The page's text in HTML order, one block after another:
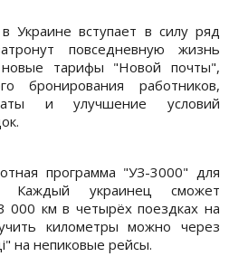
Украине вступает в силу ряд
повседневную жизнь
тарифы "Новой почты",
бронирования работников,
и улучшение условий
программа "УЗ-3000" для
Каждый украинец сможет
000 км в четырёх поездках на
километры можно через
на непиковые рейсы.